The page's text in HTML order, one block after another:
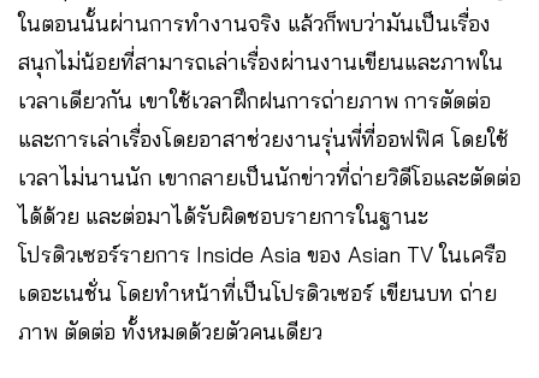
ในตอนนั้นผ่านการทำงานจริง แล้วก็พบว่ามันเป็นเรื่อง
สนุกไม่น้อยที่สามารถเล่าเรื่องผ่านงานเขียนและภาพใน
เวลาเดียวกัน เขาใช้เวลาฝึกฝนการถ่ายภาพ การตัดต่อ
และการเล่าเรื่องโดยอาสาช่วยงานรุ่นพี่ที่ออฟฟิศ โดยใช้
เวลาไม่นานนัก เขากลายเป็นนักข่าวที่ถ่ายวิดีโอและตัดต่อ
ได้ด้วย และต่อมาได้รับผิดชอบรายการในฐานะ
โปรดิวเซอร์รายการ Inside Asia ของ Asian TV ในเครือ
เดอะเนชั่น โดยทำหน้าที่เป็นโปรดิวเซอร์ เขียนบท ถ่าย
ภาพ ตัดต่อ ทั้งหมดด้วยตัวคนเดียว